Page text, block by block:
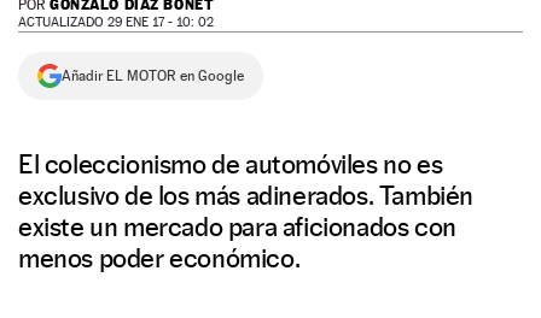
NEWSLETTER
POR GONZALO DIAZ BONET
ACTUALIZADO 29 ENE 17 - 10: 02
Añadir EL MOTOR en Google
El coleccionismo de automóviles no es
exclusivo de los más adinerados. También
existe un mercado para aficionados con
menos poder económico.